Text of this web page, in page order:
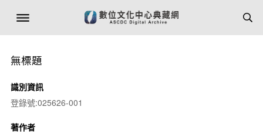
無標題
識別資訊
登錄號:025626-001
著作者